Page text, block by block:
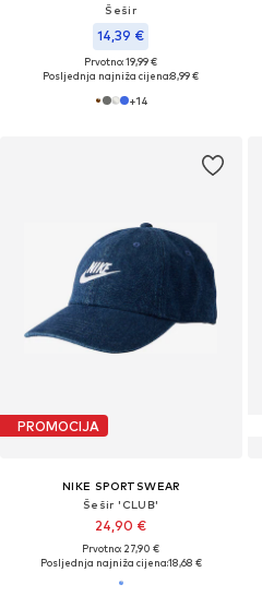
Šešir
14,39 €
Prvotno: 19,99 €
Posljednja najniža cijena:8,99 €
+14
PROMOCIJA
NIKE SPORTSWEAR
Šešir 'CLUB'
24,90 €
Prvotno: 27,90 €
Posljednja najniža cijena:18,68 €